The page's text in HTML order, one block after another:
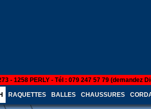
- 1258 PERLY - Tél : 079 247 57 79 (demandez
RAQUETTES BALLES CHAUSSURES